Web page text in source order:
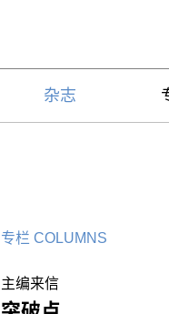
杂志
专栏 COLUMNS
主编来信